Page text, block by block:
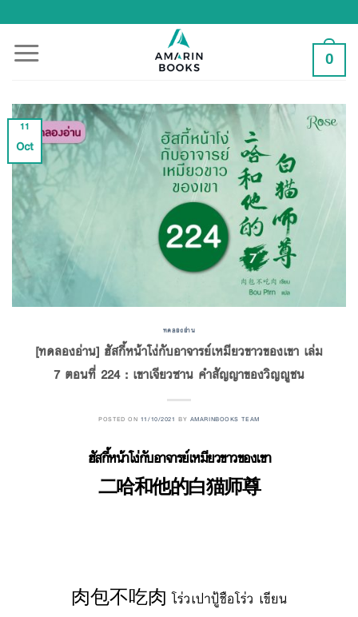
to
content
0
11
Oct
ทดลองอ่าน
[ทดลองอ่าน] ฮัสกี้หน้าโง่กับอาจารย์เหมียวขาวของเขา เล่ม
7 ตอนที่ 224 : เขาเจียวซาน คำสัญญาของวิญญูชน
POSTED ON 11/10/2021 BY AMARINBOOKS TEAM
ฮัสกี้หน้าโง่กับอาจารย์เหมียวขาวของเขา
二哈和他的白猫师尊
肉包不吃肉 โร่วเปาปู้ชือโร่ว เขียน